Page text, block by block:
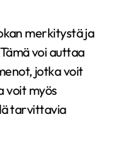
merkitystä ja
voi auttaa
jotka voit
voit myös
tarvittavia